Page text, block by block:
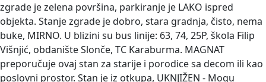
zgrade je zelena površina, parkiranje je LAKO ispred
objekta. Stanje zgrade je dobro, stara gradnja, čisto, nema
buke, MIRNO. U blizini su bus linije: 63, 74, 25P, škola Filip
Višnjić, obdanište Slonče, TC Karaburma. MAGNAT
preporučuje ovaj stan za starije i porodice sa decom ili kao
poslovni prostor. Stan je iz otkupa, UKNJIŽEN - Mogu